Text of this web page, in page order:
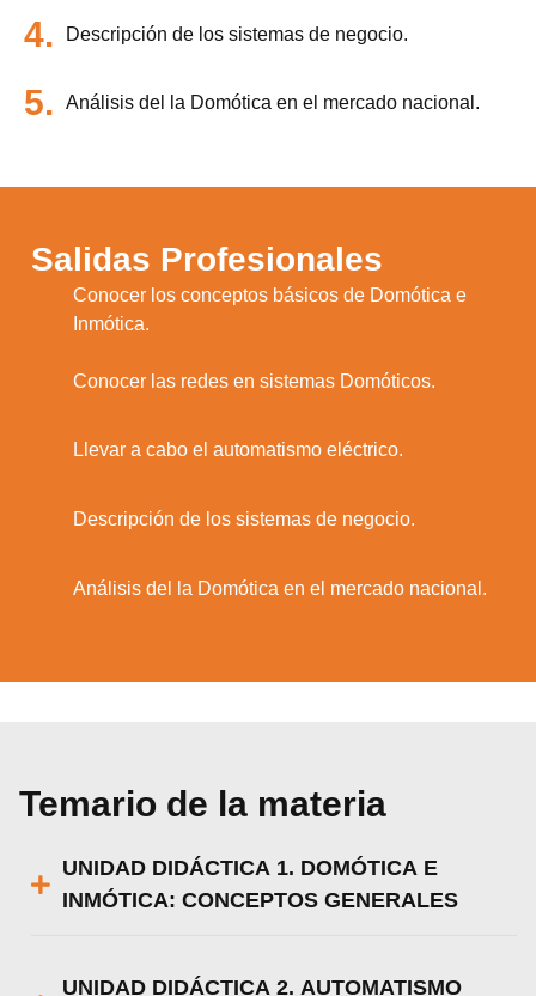
4. Descripción de los sistemas de negocio.
5. Análisis del la Domótica en el mercado nacional.
Salidas Profesionales
Conocer los conceptos básicos de Domótica e
Inmótica.
Conocer las redes en sistemas Domóticos.
Llevar a cabo el automatismo eléctrico.
Descripción de los sistemas de negocio.
Análisis del la Domótica en el mercado nacional.
Temario de la materia
UNIDAD DIDÁCTICA 1. DOMÓTICA E
INMÓTICA: CONCEPTOS GENERALES
UNIDAD DIDÁCTICA 2. AUTOMATISMO